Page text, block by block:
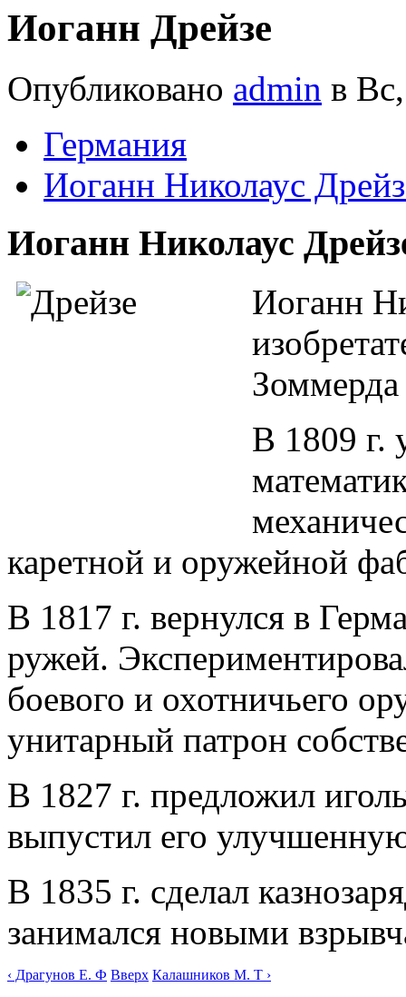
Иоганн Дрейзе
Опубликовано admin в
Германия
Иоганн Николаус
Иоганн Николаус
Иоганн
В 1809 г.
каретной и оружейной
В 1817 г. вернулся в
ружей.
боевого и охотничьего
унитарный патрон
В 1827 г. предложил
выпустил его
В 1835 г. сделал
занимался новыми
‹ Драгунов Е. Ф Вверх Калашников М. Т ›